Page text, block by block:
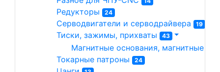
Редукторы 24
Серводвигатели и серводрайвера 19
Тиски, зажимы, прихваты 43
Магнитные основания, магнитные
Токарные патроны
24